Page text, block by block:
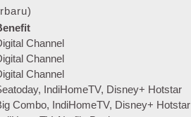
Channel
Channel
Channel
IndiHomeTV, Disney+ Hotstar
Combo, IndiHomeTV, Disney+ Hotstar